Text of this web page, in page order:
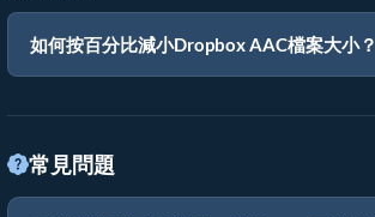
如何按百分比減小Dropbox AAC檔案大小？
常見問題